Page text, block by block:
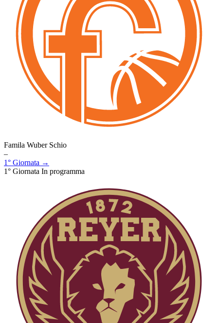
Famila Wuber Schio
–
1° Giornata →
1° Giornata In programma